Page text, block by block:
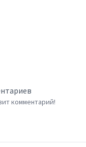
комментарий!